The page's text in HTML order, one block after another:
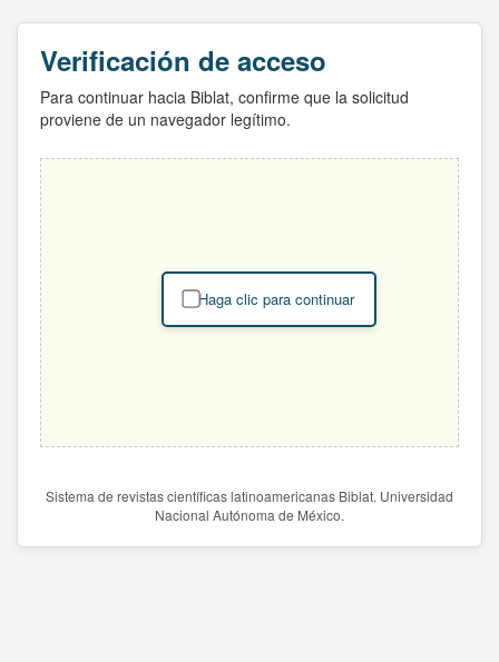
Verificación de acceso
Para continuar hacia Biblat, confirme que la solicitud
proviene de un navegador legítimo.
Haga clic para continuar
Sistema de revistas científicas latinoamericanas Biblat. Universidad
Nacional Autónoma de México.